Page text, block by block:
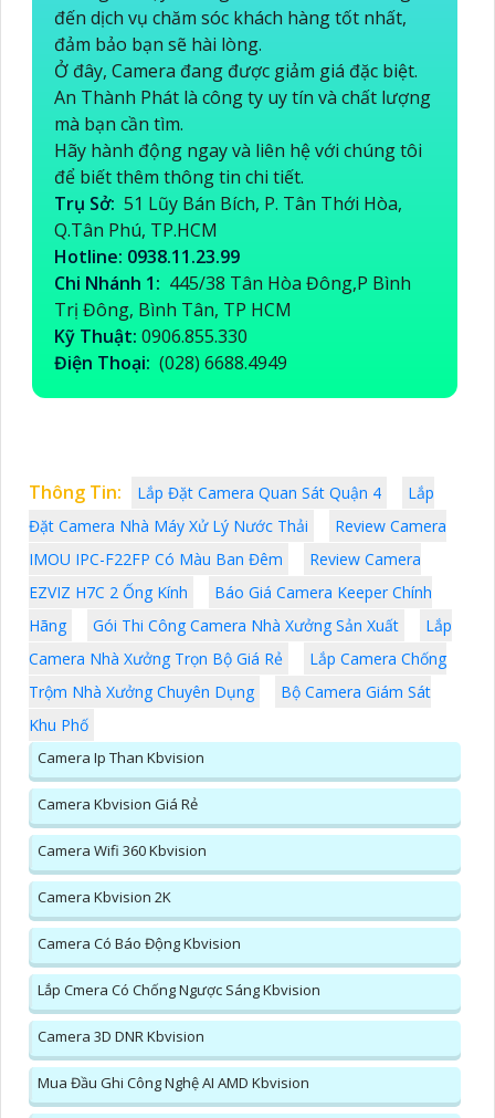
đến dịch vụ chăm sóc khách hàng tốt nhất,
đảm bảo bạn sẽ hài lòng.
Ở đây, Camera đang được giảm giá đặc biệt.
An Thành Phát là công ty uy tín và chất lượng
mà bạn cần tìm.
Hãy hành động ngay và liên hệ với chúng tôi
để biết thêm thông tin chi tiết.
Trụ Sở: 51 Lũy Bán Bích, P. Tân Thới Hòa,
Q.Tân Phú, TP.HCM
Hotline: 0938.11.23.99
Chi Nhánh 1: 445/38 Tân Hòa Đông,P Bình
Trị Đông, Bình Tân, TP HCM
Kỹ Thuật: 0906.855.330
Điện Thoại: (028) 6688.4949
Thông Tin: Lắp Đặt Camera Quan Sát Quận 4
Lắp
Đặt Camera Nhà Máy Xử Lý Nước Thải
Review Camera
IMOU IPC-F22FP Có Màu Ban Đêm
Review Camera
EZVIZ H7C 2 Ống Kính
Báo Giá Camera Keeper Chính
Hãng
Gói Thi Công Camera Nhà Xưởng Sản Xuất
Lắp
Camera Nhà Xưởng Trọn Bộ Giá Rẻ
Lắp Camera Chống
Trộm Nhà Xưởng Chuyên Dụng
Bộ Camera Giám Sát
Khu Phố
Camera Ip Than Kbvision
Camera Kbvision Giá Rẻ
Camera Wifi 360 Kbvision
Camera Kbvision 2K
Camera Có Báo Động Kbvision
Lắp Cmera Có Chống Ngược Sáng Kbvision
Camera 3D DNR Kbvision
Mua Đầu Ghi Công Nghệ AI AMD Kbvision